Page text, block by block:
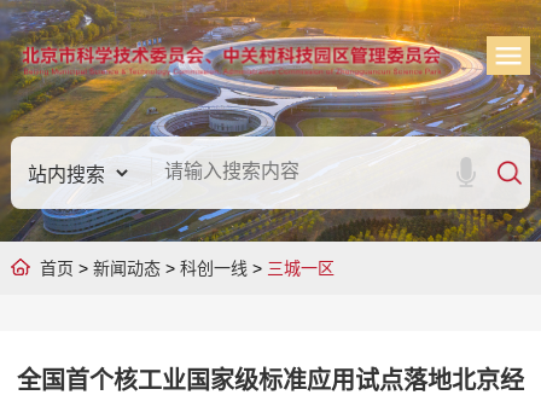
首页 > 新闻动态> 科创一线 > 三城一区
全国首个核工业国家级标准应用试点落地北京经